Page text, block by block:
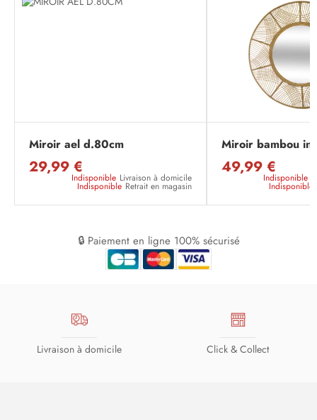
Miroir ael d.80cm
29,99 €
Indisponible Livraison à domicile
Indisponible Retrait en magasin
Miroir bambou
49,99 €
Indisponible
Indisponible
🔒 Paiement en ligne 100% sécurisé
Livraison à domicile Click & Collect